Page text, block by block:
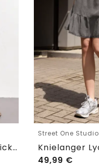
Knielanger Rock in Wickeloptik
Street One Studio
49,99 €